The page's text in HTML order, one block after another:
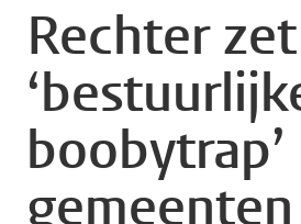
Rechter
boobytrap’
gemeenten